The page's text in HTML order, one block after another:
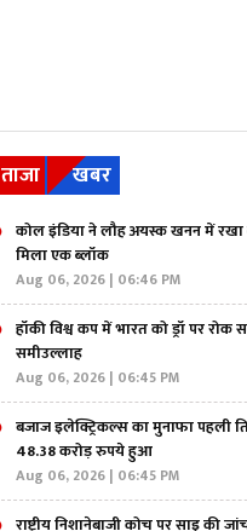
ताजा खबर
कोल इंडिया ने लौह अयस्क खनन में
मिला एक ब्लॉक
Aug 06, 2026 | 06:46 PM
हॉकी विश्व कप में भारत को ड्रॉ पर रोक
समीउल्लाह
Aug 06, 2026 | 06:45 PM
बजाज इलेक्ट्रिकल्स का मुनाफा पहली
48.38 करोड़ रुपये हुआ
Aug 06, 2026 | 06:45 PM
राष्ट्रीय निशानेबाजी कोच पर साइ की